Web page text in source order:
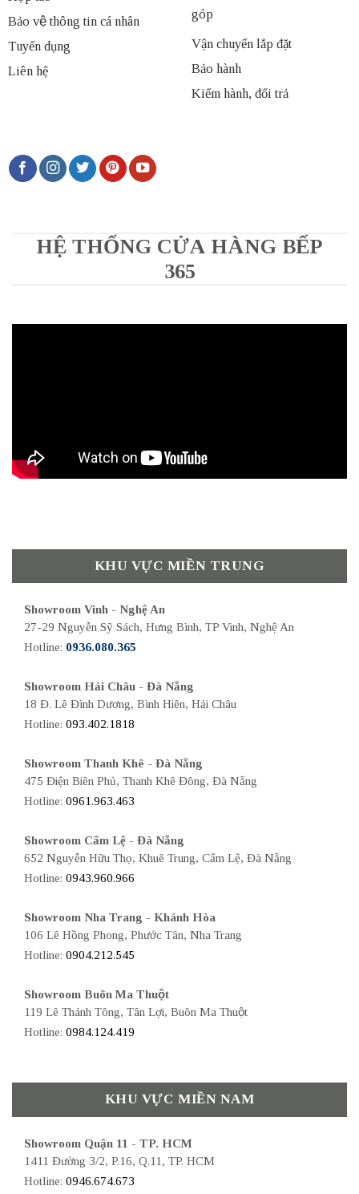
Bảo vệ thông tin cá nhân
Tuyển dụng
Liên hệ
góp
Vận chuyển lắp đặt
Bảo hành
Kiểm hành, đổi trả
HỆ THỐNG CỬA HÀNG BẾP
365
KHU VỰC MIỀN TRUNG
Showroom Vinh - Nghệ An
27-29 Nguyễn Sỹ Sách, Hưng Bình, TP Vinh, Nghệ An
Hotline: 0936.080.365
Showroom Hải Châu - Đà Nẵng
18 Đ. Lê Đình Dương, Bình Hiên, Hải Châu
Hotline: 093.402.1818
Showroom Thanh Khê - Đà Nẵng
475 Điện Biên Phủ, Thanh Khê Đông, Đà Nẵng
Hotline: 0961.963.463
Showroom Cẩm Lệ - Đà Nẵng
652 Nguyễn Hữu Thọ, Khuê Trung, Cẩm Lệ, Đà Nẵng
Hotline: 0943.960.966
Showroom Nha Trang - Khánh Hòa
106 Lê Hồng Phong, Phước Tân, Nha Trang
Hotline: 0904.212.545
Showroom Buôn Ma Thuột
119 Lê Thánh Tông, Tân Lợi, Buôn Ma Thuột
Hotline: 0984.124.419
KHU VỰC MIỀN NAM
Showroom Quận 11 - TP. HCM
1411 Đường 3/2, P.16, Q.11, TP. HCM
Hotline: 0946.674.673